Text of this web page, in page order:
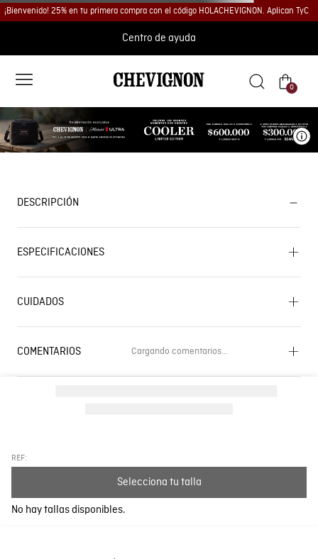
¡Bienvenido! 25% en tu primera compra con el código HOLACHEVIGNON. Aplican TyC
Centro de ayuda
0
REF:
Selecciona tu talla
No hay tallas disponibles.
DESCRIPCIÓN
ESPECIFICACIONES
CUIDADOS
COMENTARIOS Cargando comentarios…
Cargando el resumen…